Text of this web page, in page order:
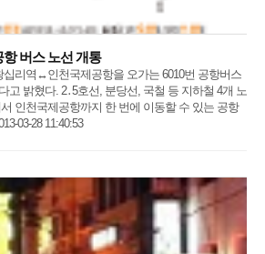
버스 노선 개통
십리역↔인천국제공항을 오가는 6010번 공항버스
고 밝혔다. 2․5호선, 분당선, 국철 등 지하철 4개 노
인천국제공항까지 한 번에 이동할 수 있는 공항
03-28 11:40:53